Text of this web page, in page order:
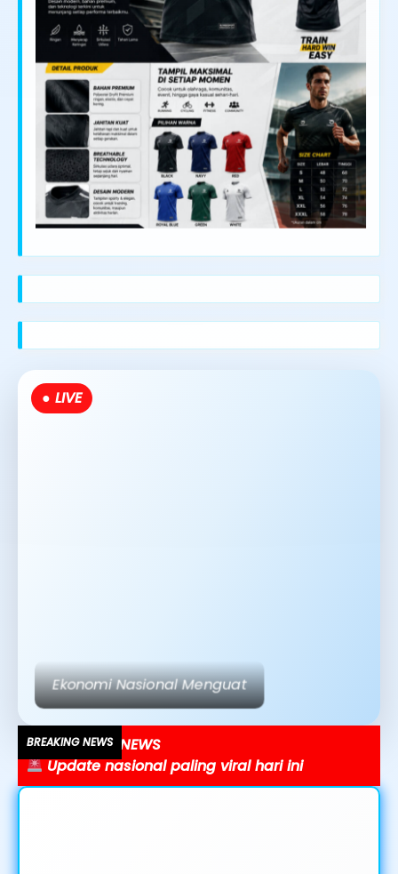
● LIVE
Teknologi AI Mengubah Dunia Media
BREAKING NEWS
Ekonomi bergerak cepat, ini faktanya